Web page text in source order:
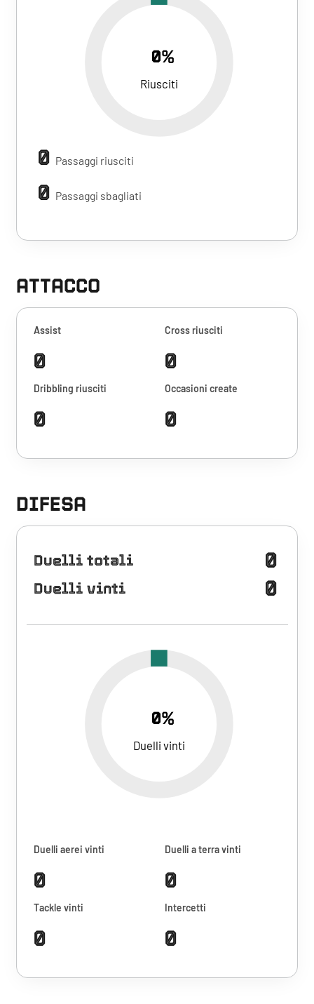
0%
Riusciti
0 Passaggi riusciti
0 Passaggi sbagliati
ATTACCO
Assist
0
Cross riusciti
0
Dribbling riusciti
0
Occasioni create
0
DIFESA
Duelli totali 0
Duelli vinti 0
0%
Duelli vinti
Duelli aerei vinti
0
Duelli a terra vinti
0
Tackle vinti
0
Intercetti
0